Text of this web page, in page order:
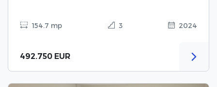
154.7 mp 3 2024
492.750 EUR